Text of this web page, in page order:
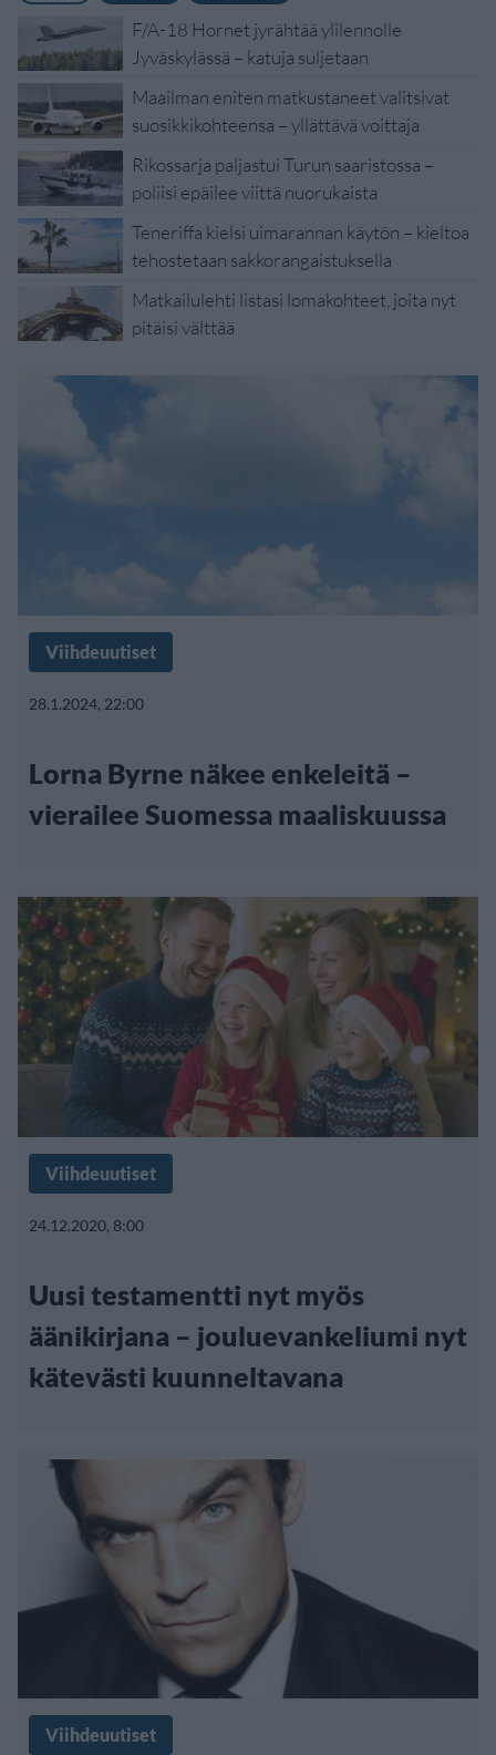
F/A-18 Hornet jyrähtää ylilennolle
Jyväskylässä – katuja suljetaan
Maailman eniten matkustaneet valitsivat
suosikkikohteensa – yllättävä voittaja
Rikossarja paljastui Turun saaristossa –
poliisi epäilee viittä nuorukaista
Teneriffa kielsi uimarannan käytön – kieltoa
tehostetaan sakkorangaistuksella
Matkailulehti listasi lomakohteet, joita nyt
pitäisi välttää
Viihdeuutiset
28.1.2024, 22:00
Lorna Byrne näkee enkeleitä –
vierailee Suomessa maaliskuussa
Viihdeuutiset
24.12.2020, 8:00
Uusi testamentti nyt myös
äänikirjana – jouluevankeliumi nyt
kätevästi kuunneltavana
Viihdeuutiset